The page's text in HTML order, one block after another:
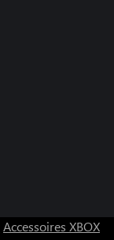
Accessoires XBOX